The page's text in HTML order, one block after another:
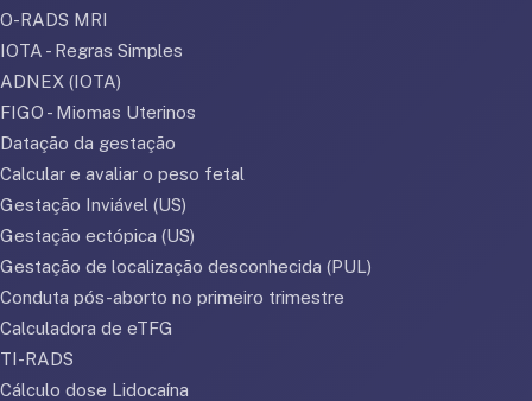
O-RADS MRI
IOTA - Regras Simples
ADNEX (IOTA)
FIGO - Miomas Uterinos
Datação da gestação
Calcular e avaliar o peso fetal
Gestação Inviável (US)
Gestação ectópica (US)
Gestação de localização desconhecida (PUL)
Conduta pós-aborto no primeiro trimestre
Calculadora de eTFG
TI-RADS
Cálculo dose Lidocaína